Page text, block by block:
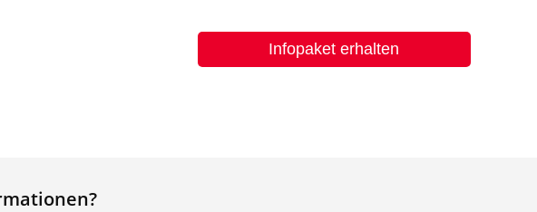
Infopaket erhalten